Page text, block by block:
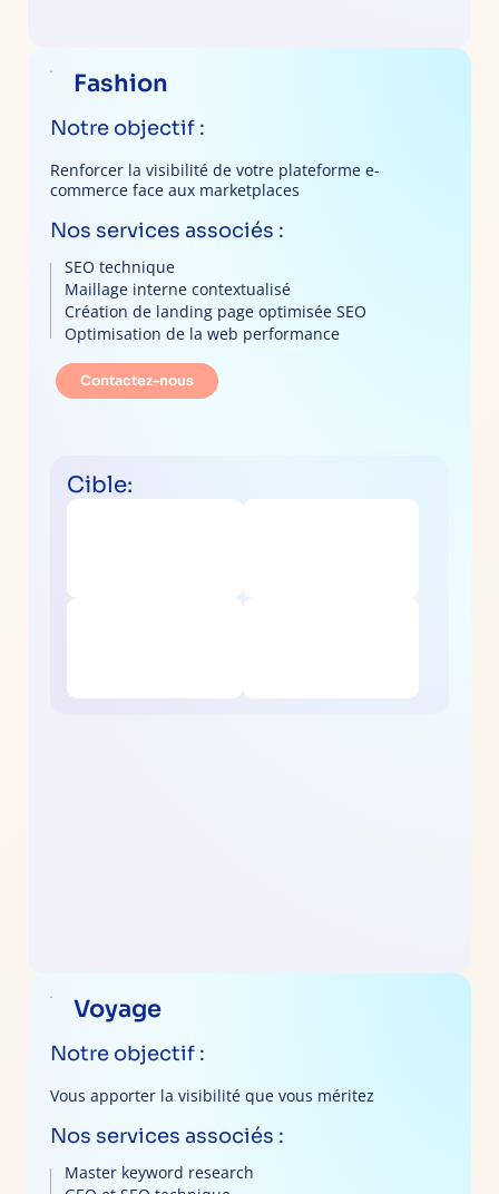
Fashion
Notre objectif :
Renforcer la visibilité de votre plateforme e-
commerce face aux marketplaces
Nos services associés :
SEO technique
Maillage interne contextualisé
Création de landing page optimisée SEO
Optimisation de la web performance
Contactez-nous
Cible:
Voyage
Notre objectif :
Vous apporter la visibilité que vous méritez
Nos services associés :
Master keyword research